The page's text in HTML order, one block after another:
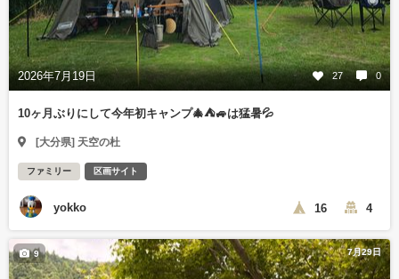
2026年7月19日 27 0
10ヶ月ぶりにして今年初キャンプ🎄⛺🚙は猛暑💦
[大分県] 天空の杜
ファミリー 区画サイト
yokko 16 4
7月29日
9